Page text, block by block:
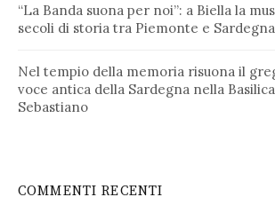
“La Banda suona per noi”: a Biella la
secoli di storia tra Piemonte e Sardegna
Nel tempio della memoria risuona il
voce antica della Sardegna nella
Sebastiano
COMMENTI RECENTI